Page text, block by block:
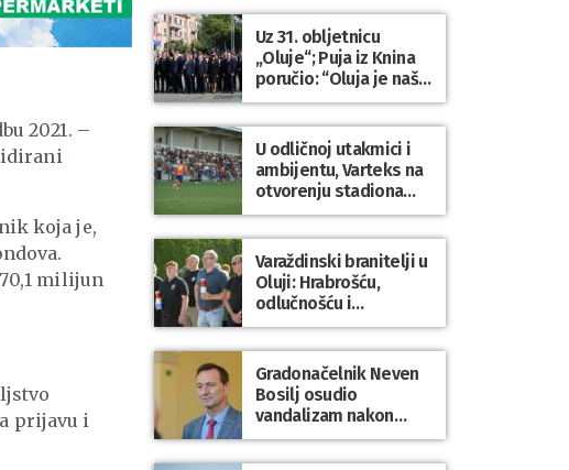
2021. –
koja je,
milijun
prijavu i
Uz 31. obljetnicu
„Oluje“; Puja iz Knina
poručio: “Oluja je naša
najveća pobjeda,
simbol slobode i
zajedništva!”
U odličnoj utakmici i
ambijentu, Varteks na
otvorenju stadiona
odigrao 1:1 s
Mariborom
Varaždinski branitelji u
Oluji: Hrabrošću,
odlučnošću i
zajedništvom do
slobodne Hrvatske!
Gradonačelnik Neven
Bosilj osudio
vandalizam nakon
utakmice NK Varaždin
– HNK Hajduk Split